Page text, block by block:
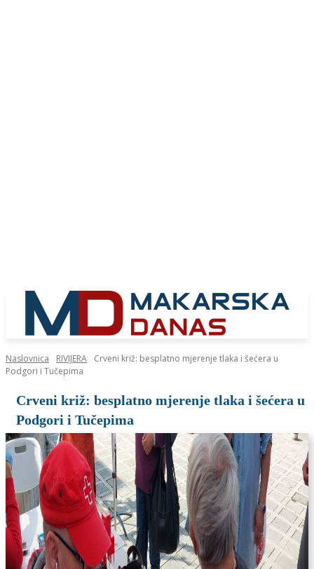
Naslovnica RIVIJERA
Crveni križ: besplatno mjerenje tlaka i šećera u
Podgori i Tučepima
Crveni križ: besplatno mjerenje tlaka i šećera u
Podgori i Tučepima